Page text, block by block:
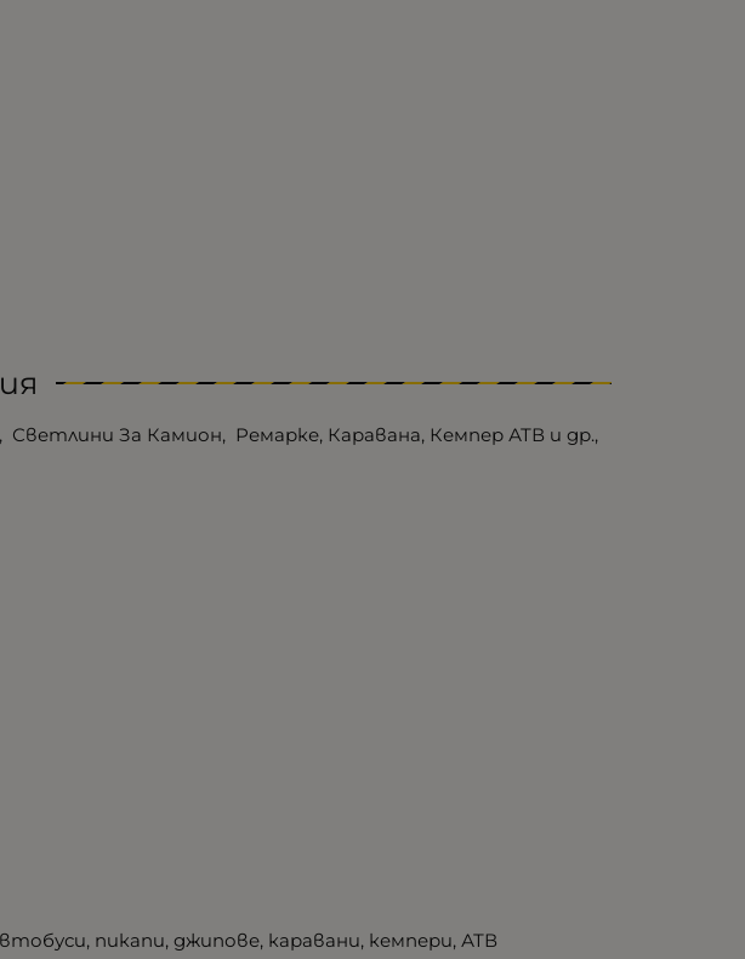
За Камион, Ремарке, Каравана, Кемпер АТВ и др.,
пикапи, джипове, каравани, кемпери, АТВ